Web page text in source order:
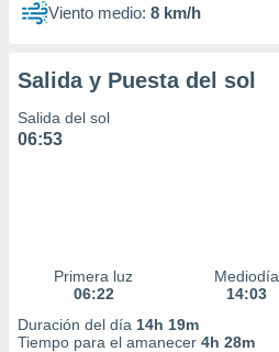
Viento medio: 8 km/h
Salida y Puesta del sol
Salida del sol
06:53
Primera luz
06:22
Mediodía
14:03
Duración del día 14h 19m
Tiempo para el amanecer 4h 28m